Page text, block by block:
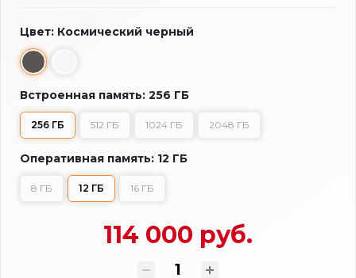
Цвет: Космический черный
Встроенная память: 256 ГБ
256 ГБ 512 ГБ 1024 ГБ 2048 ГБ
Оперативная память: 12 ГБ
8 ГБ 12 ГБ 16 ГБ
114 000 руб.